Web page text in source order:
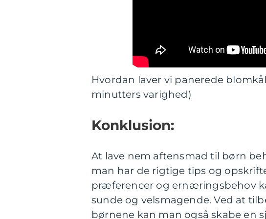
Hvordan laver vi panerede
minutters varighed)
Konklusion:
At lave nem aftensmad til børn
man har de rigtige tips og
præferencer og ernæringsbehov
sunde og velsmagende. Ved at
børnene kan man også skabe en